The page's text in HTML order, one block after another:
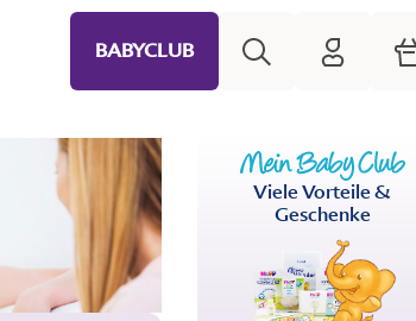
BABYCLUB HiPP
Viele Vorteile &
Geschenke